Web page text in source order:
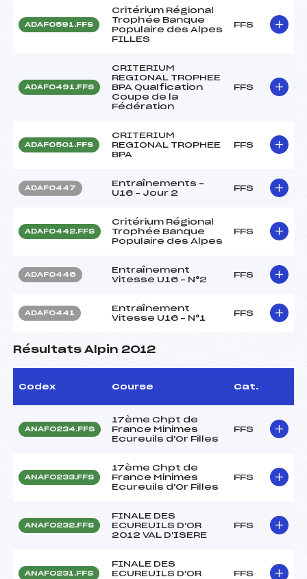
ADAF0591.FFS
Critérium Régional
Trophée Banque
Populaire des Alpes
FILLES
FFS
ADAF0491.FFS
CRITERIUM
REGIONAL TROPHEE
BPA Qualfication
Coupe de la
Fédération
FFS
ADAF0501.FFS
CRITERIUM
REGIONAL TROPHEE
BPA
FFS
ADAF0447
Entraînements –
U16 – Jour 2
FFS
ADAF0442.FFS
Critérium Régional
Trophée Banque
Populaire des Alpes
FFS
ADAF0446
Entraînement
Vitesse U16 – N°2
FFS
ADAF0441
Entraînement
Vitesse U16 – N°1
FFS
Résultats Alpin 2012
Codex Course Cat.
ANAF0234.FFS
17ème Chpt de
France Minimes
Ecureuils d'Or Filles
FFS
ANAF0233.FFS
17ème Chpt de
France Minimes
Ecureuils d'Or Filles
FFS
ANAF0232.FFS
FINALE DES
ECUREUILS D'OR
2012 VAL D'ISERE
FFS
ANAF0231.FFS
FINALE DES
ECUREUILS D'OR
FFS